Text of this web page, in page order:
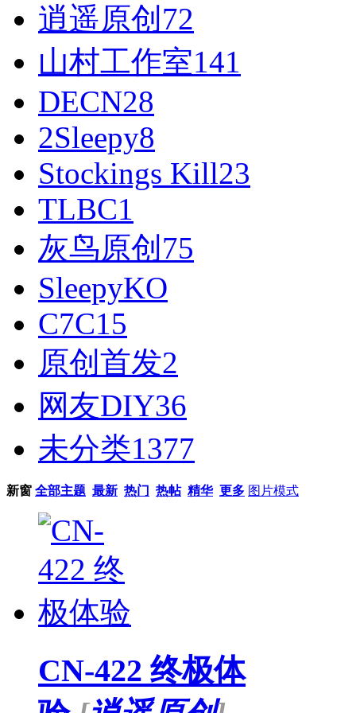
逍遥原创72
山村工作室141
DECN28
2Sleepy8
Stockings Kill23
TLBC1
灰鸟原创75
SleepyKO
C7C15
原创首发2
网友DIY36
未分类1377
新窗 全部主题 最新 热门 热帖 精华 更多 图片模式
CN-422 终极体